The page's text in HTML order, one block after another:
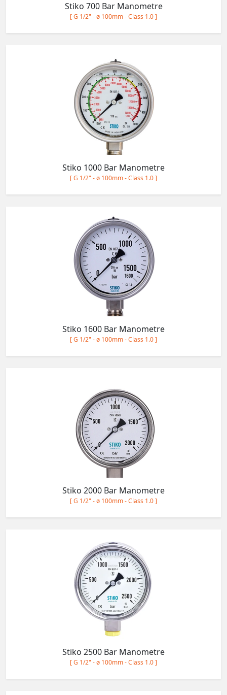
Stiko 700 Bar Manometre
[ G 1/2" - ø 100mm - Class 1.0 ]
Stiko 1000 Bar Manometre
[ G 1/2" - ø 100mm - Class 1.0 ]
Stiko 1600 Bar Manometre
[ G 1/2" - ø 100mm - Class 1.0 ]
Stiko 2000 Bar Manometre
[ G 1/2" - ø 100mm - Class 1.0 ]
Stiko 2500 Bar Manometre
[ G 1/2" - ø 100mm - Class 1.0 ]